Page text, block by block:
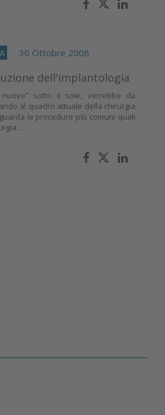
30 Ottobre 2006
dell'implantologia
sotto il sole, verrebbe da
al quadro attuale della chirurgia
le procedure più comuni quali